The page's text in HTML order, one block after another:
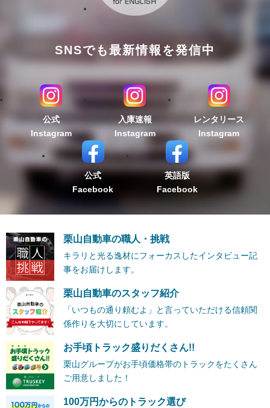
SNSでも最新情報を発信中
公式
Instagram
入庫速報
Instagram
レンタリース
Instagram
公式
Facebook
英語版
Facebook
栗山自動車の職人・挑戦
キラリと光る逸材にフォーカスしたインタビュー記
事をお届けします。
栗山自動車のスタッフ紹介
「いつもの通り頼むよ」と言っていただける信頼関
係作りを大切にしています。
お手頃トラック盛りだくさん!!
栗山グループがお手頃価格帯のトラックをたくさん
ご用意しました！
100万円からのトラック選び